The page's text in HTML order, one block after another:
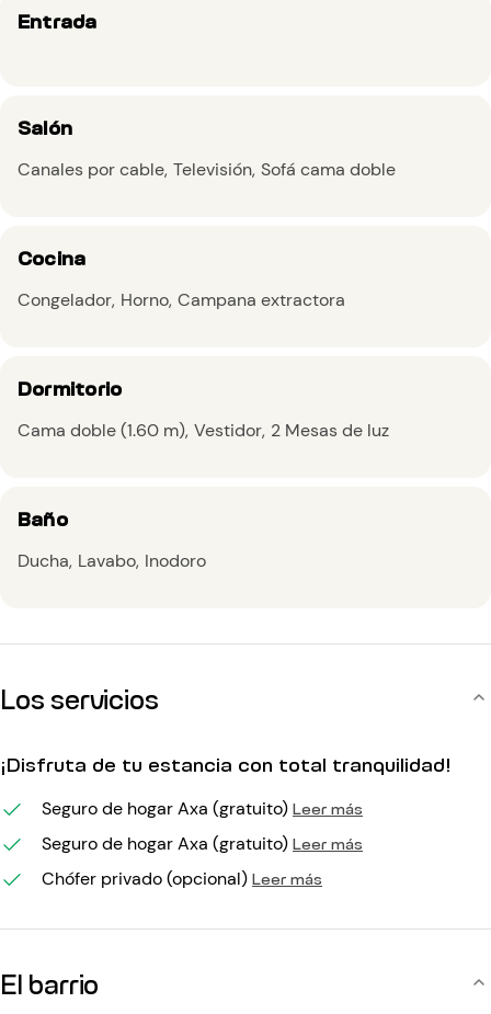
Entrada
Salón
Canales por cable Televisión Sofá cama doble
Cocina
Congelador Horno Campana extractora
Dormitorio
Cama doble (1.60 m) Vestidor 2 Mesas de luz
Baño
Ducha Lavabo Inodoro
Los servicios
¡Disfruta de tu estancia con total tranquilidad!
Seguro de hogar Axa (gratuito) Leer más
Seguro de hogar Axa (gratuito) Leer más
Chófer privado (opcional) Leer más
El barrio